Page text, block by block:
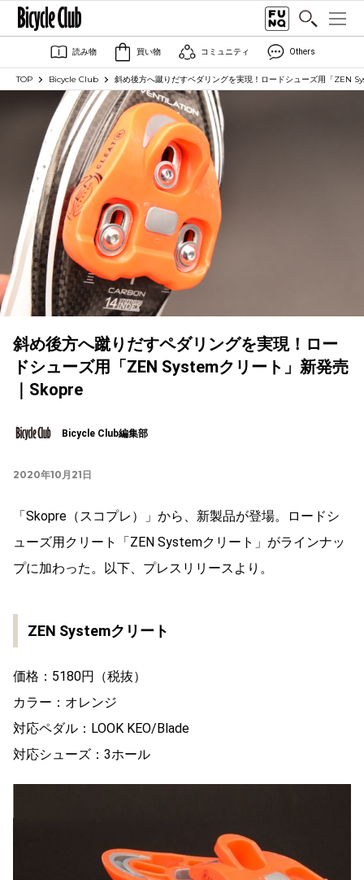
読み物 買い物 コミュニティ Others
TOP Bicycle Club 斜め後方へ蹴りだすペダリングを実現！ロードシューズ用「ZEN
斜め後方へ蹴りだすペダリングを実現！ロー
ドシューズ用「ZEN Systemクリート」新発売
｜Skopre
Bicycle Club編集部
2020年10月21日
「Skopre（スコプレ）」から、新製品が登場。ロードシ
ューズ用クリート「ZEN Systemクリート」がラインナッ
プに加わった。以下、プレスリリースより。
ZEN Systemクリート
価格：5180円（税抜）
カラー：オレンジ
対応ペダル：LOOK KEO/Blade
対応シューズ：3ホール